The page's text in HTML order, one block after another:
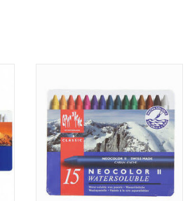
hervorragender Deckkraft und
ausgezeichneter Lichtechtheit für
Künstler. Kann nass und trocken
verwendet werden.
ZUM WARENKORB HINZUFÜGEN